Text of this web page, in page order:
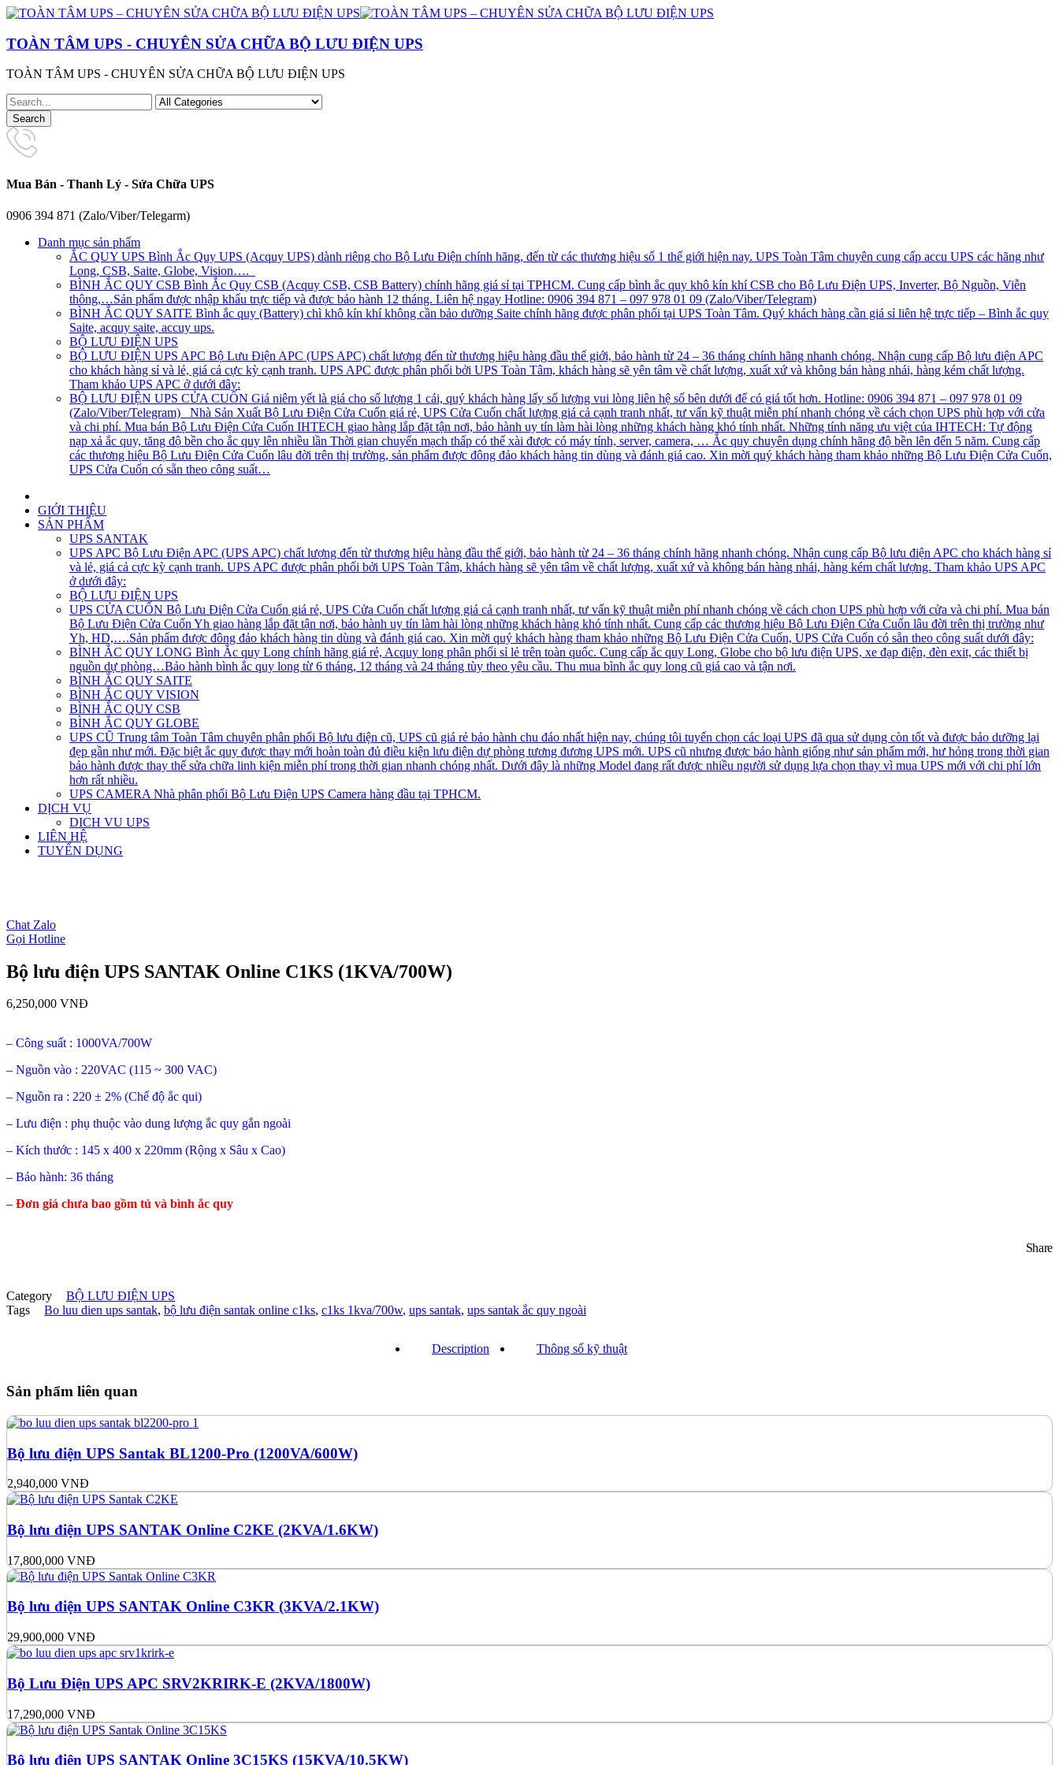
TOÀN TÂM UPS - CHUYÊN SỬA CHỮA BỘ LƯU ĐIỆN UPS
TOÀN TÂM UPS - CHUYÊN SỬA CHỮA BỘ LƯU ĐIỆN UPS
Mua Bán - Thanh Lý - Sửa Chữa UPS
0906 394 871 (Zalo/Viber/Telegarm)
Danh mục sản phẩm
ẮC QUY UPS Bình Ắc Quy UPS (Acquy UPS) dành riêng cho Bộ Lưu Điện chính hãng, đến từ các thương hiệu số 1 thế giới hiện nay. UPS Toàn Tâm chuyên cung cấp accu UPS các hãng như
Long, CSB, Saite, Globe, Vision….
BÌNH ẮC QUY CSB Bình Ắc Quy CSB (Acquy CSB, CSB Battery) chính hãng giá sỉ tại TPHCM. Cung cấp bình ắc quy khô kín khí CSB cho Bộ Lưu Điện UPS, Inverter, Bộ Nguồn, Viễn
thông,…Sản phẩm được nhập khẩu trực tiếp và được bảo hành 12 tháng. Liên hệ ngay Hotline: 0906 394 871 – 097 978 01 09 (Zalo/Viber/Telegram)
BÌNH ẮC QUY SAITE Bình ắc quy (Battery) chì khô kín khí không cần bảo dưỡng Saite chính hãng được phân phối tại UPS Toàn Tâm. Quý khách hàng cần giá sỉ liên hệ trực tiếp – Bình ắc quy
Saite, acquy saite, accuy ups.
BỘ LƯU ĐIỆN UPS
BỘ LƯU ĐIỆN UPS APC Bộ Lưu Điện APC (UPS APC) chất lượng đến từ thương hiệu hàng đầu thế giới, bảo hành từ 24 – 36 tháng chính hãng nhanh chóng. Nhận cung cấp Bộ lưu điện APC
cho khách hàng sỉ và lẻ, giá cả cực kỳ cạnh tranh. UPS APC được phân phối bởi UPS Toàn Tâm, khách hàng sẽ yên tâm về chất lượng, xuất xứ và không bán hàng nhái, hàng kém chất lượng.
Tham khảo UPS APC ở dưới đây:
BỘ LƯU ĐIỆN UPS CỬA CUỐN Giá niêm yết là giá cho số lượng 1 cái, quý khách hàng lấy số lượng vui lòng liên hệ số bên dưới để có giá tốt hơn. Hotline: 0906 394 871 – 097 978 01 09
(Zalo/Viber/Telegram) Nhà Sản Xuất Bộ Lưu Điện Cửa Cuốn giá rẻ, UPS Cửa Cuốn chất lượng giá cả cạnh tranh nhất, tư vấn kỹ thuật miễn phí nhanh chóng về cách chọn UPS phù hợp với cửa
và chi phí. Mua bán Bộ Lưu Điện Cửa Cuốn IHTECH giao hàng lắp đặt tận nơi, bảo hành uy tín làm hài lòng những khách hàng khó tính nhất. Những tính năng ưu việt của IHTECH: Tự động
nạp xả ắc quy, tăng độ bền cho ắc quy lên nhiều lần Thời gian chuyển mạch thấp có thể xài được có máy tính, server, camera, … Ắc quy chuyên dụng chính hãng độ bền lên đến 5 năm. Cung cấp
các thương hiệu Bộ Lưu Điện Cửa Cuốn lâu đời trên thị trường, sản phẩm được đông đảo khách hàng tin dùng và đánh giá cao. Xin mời quý khách hàng tham khảo những Bộ Lưu Điện Cửa Cuốn,
UPS Cửa Cuốn có sẵn theo công suất…
GIỚI THIỆU
SẢN PHẨM
UPS SANTAK
UPS APC Bộ Lưu Điện APC (UPS APC) chất lượng đến từ thương hiệu hàng đầu thế giới, bảo hành từ 24 – 36 tháng chính hãng nhanh chóng. Nhận cung cấp Bộ lưu điện APC cho khách hàng sỉ
và lẻ, giá cả cực kỳ cạnh tranh. UPS APC được phân phối bởi UPS Toàn Tâm, khách hàng sẽ yên tâm về chất lượng, xuất xứ và không bán hàng nhái, hàng kém chất lượng. Tham khảo UPS APC
ở dưới đây:
BỘ LƯU ĐIỆN UPS
UPS CỬA CUỐN Bộ Lưu Điện Cửa Cuốn giá rẻ, UPS Cửa Cuốn chất lượng giá cả cạnh tranh nhất, tư vấn kỹ thuật miễn phí nhanh chóng về cách chọn UPS phù hợp với cửa và chi phí. Mua bán
Bộ Lưu Điện Cửa Cuốn Yh giao hàng lắp đặt tận nơi, bảo hành uy tín làm hài lòng những khách hàng khó tính nhất. Cung cấp các thương hiệu Bộ Lưu Điện Cửa Cuốn lâu đời trên thị trường như
Yh, HD,….Sản phẩm được đông đảo khách hàng tin dùng và đánh giá cao. Xin mời quý khách hàng tham khảo những Bộ Lưu Điện Cửa Cuốn, UPS Cửa Cuốn có sẵn theo công suất dưới đây:
BÌNH ẮC QUY LONG Bình Ắc quy Long chính hãng giá rẻ, Acquy long phân phối sỉ lẻ trên toàn quốc. Cung cấp ắc quy Long, Globe cho bộ lưu điện UPS, xe đạp điện, đèn exit, các thiết bị
nguồn dự phòng…Bảo hành bình ắc quy long từ 6 tháng, 12 tháng và 24 tháng tùy theo yêu cầu. Thu mua bình ắc quy long cũ giá cao và tận nơi.
BÌNH ẮC QUY SAITE
BÌNH ẮC QUY VISION
BÌNH ẮC QUY CSB
BÌNH ẮC QUY GLOBE
UPS CŨ Trung tâm Toàn Tâm chuyên phân phối Bộ lưu điện cũ, UPS cũ giá rẻ bảo hành chu đáo nhất hiện nay, chúng tôi tuyển chọn các loại UPS đã qua sử dụng còn tốt và được bảo dưỡng lại
đẹp gần như mới. Đặc biệt ắc quy được thay mới hoàn toàn đủ điều kiện lưu điện dự phòng tương đương UPS mới. UPS cũ nhưng được bảo hành giống như sản phẩm mới, hư hỏng trong thời gian
bảo hành được thay thế sửa chữa linh kiện miễn phí trong thời gian nhanh chóng nhất. Dưới đây là những Model đang rất được nhiều người sử dụng lựa chọn thay vì mua UPS mới với chi phí lớn
hơn rất nhiều.
UPS CAMERA Nhà phân phối Bộ Lưu Điện UPS Camera hàng đầu tại TPHCM.
DỊCH VỤ
DICH VU UPS
LIÊN HỆ
TUYỂN DỤNG
Bộ lưu điện UPS SANTAK Online C1KS (1KVA/700W)
6,250,000 VNĐ
– Công suất : 1000VA/700W
– Nguồn vào : 220VAC (115 ~ 300 VAC)
– Nguồn ra : 220 ± 2% (Chế độ ắc qui)
– Lưu điện : phụ thuộc vào dung lượng ắc quy gắn ngoài
– Kích thước : 145 x 400 x 220mm (Rộng x Sâu x Cao)
– Bảo hành: 36 tháng
– Đơn giá chưa bao gồm tủ và bình ắc quy
Share
Category
BỘ LƯU ĐIỆN UPS
Tags
Bo luu dien ups santak, bộ lưu điện santak online c1ks, c1ks 1kva/700w, ups santak, ups santak ắc quy ngoài
Chat Zalo
Gọi Hotline
Description Thông số kỹ thuật
Sản phẩm liên quan
Bộ lưu điện UPS Santak BL1200-Pro (1200VA/600W)
2,940,000 VNĐ
Bộ lưu điện UPS SANTAK Online C2KE (2KVA/1.6KW)
17,800,000 VNĐ
Bộ lưu điện UPS SANTAK Online C3KR (3KVA/2.1KW)
29,900,000 VNĐ
Bộ Lưu Điện UPS APC SRV2KRIRK-E (2KVA/1800W)
17,290,000 VNĐ
Bộ lưu điện UPS SANTAK Online 3C15KS (15KVA/10.5KW)